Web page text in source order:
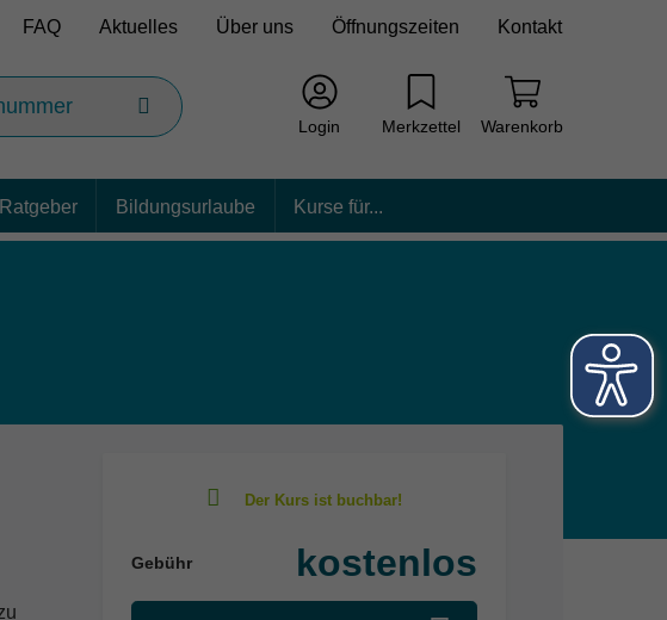
FAQ Aktuelles Über uns Öffnungszeiten Kontakt
Login Merkzettel Warenkorb
Ratgeber Bildungsurlaube Kurse für...
Gebühr kostenlos